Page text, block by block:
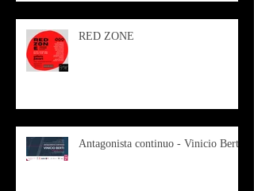
RED ZONE
Antagonista continuo - Vinicio Berti